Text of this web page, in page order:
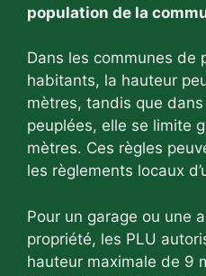
population de la
Dans les communes de
habitants, la hauteur
mètres, tandis que
peuplées, elle se limite
mètres. Ces règles
les règlements locaux
Pour un garage ou une
propriété, les PLU
hauteur maximale de 9